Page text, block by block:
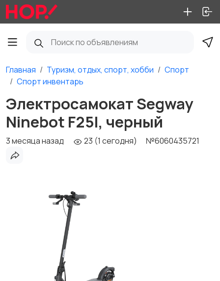
Главная Туризм, отдых, спорт, хобби
Спорт
Спорт инвентарь
Электросамокат Segway
Ninebot F25I, черный
3 месяца назад 23 (1 сегодня) №6060435721